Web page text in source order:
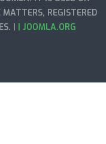
REGISTERED
| | JOOMLA.ORG